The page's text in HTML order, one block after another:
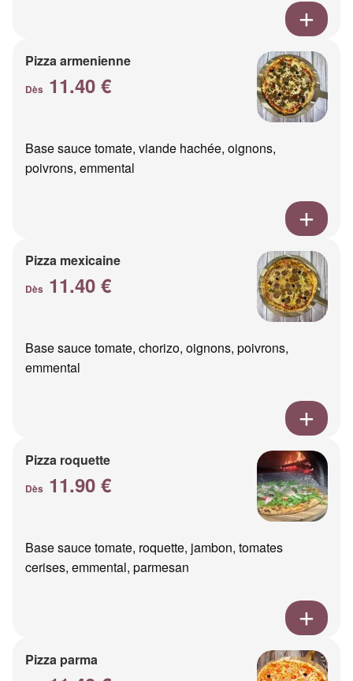
Pizza armenienne
Dès 11.40 €
Base sauce tomate, viande hachée, oignons,
poivrons, emmental
Pizza mexicaine
Dès 11.40 €
Base sauce tomate, chorizo, oignons, poivrons,
emmental
Pizza roquette
Dès 11.90 €
Base sauce tomate, roquette, jambon, tomates
cerises, emmental, parmesan
Pizza parma